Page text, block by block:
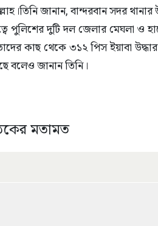
জানান, বান্দরবান সদর
পুলিশের দুটি দল জেলার মেঘলা ও
কাছ থেকে ৩১২ পিস ইয়াবা
বলেও জানান তিনি।
মতামত